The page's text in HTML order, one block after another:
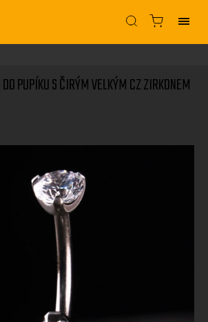
PUPÍKU S ČIRÝM VELKÝM CZ ZIRKONEM